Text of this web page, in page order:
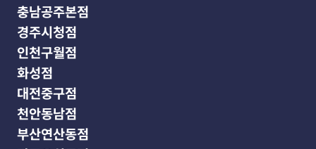
충남공주본점
경주시청점
인천구월점
화성점
대전중구점
천안동남점
부산연산동점